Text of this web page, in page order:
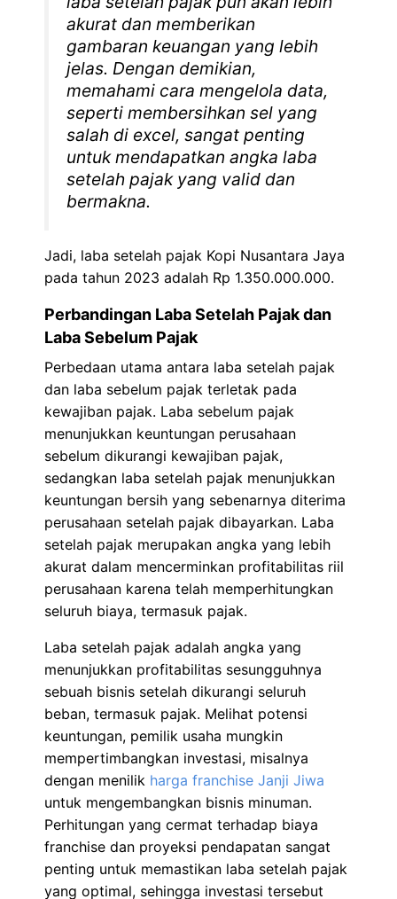
akurat dan memberikan
gambaran keuangan yang lebih
jelas. Dengan demikian,
memahami cara mengelola data,
seperti membersihkan sel yang
salah di excel, sangat penting
untuk mendapatkan angka laba
setelah pajak yang valid dan
bermakna.
Jadi, laba setelah pajak Kopi Nusantara Jaya
pada tahun 2023 adalah Rp 1.350.000.000.
Perbandingan Laba Setelah Pajak dan
Laba Sebelum Pajak
Perbedaan utama antara laba setelah pajak
dan laba sebelum pajak terletak pada
kewajiban pajak. Laba sebelum pajak
menunjukkan keuntungan perusahaan
sebelum dikurangi kewajiban pajak,
sedangkan laba setelah pajak menunjukkan
keuntungan bersih yang sebenarnya diterima
perusahaan setelah pajak dibayarkan. Laba
setelah pajak merupakan angka yang lebih
akurat dalam mencerminkan profitabilitas riil
perusahaan karena telah memperhitungkan
seluruh biaya, termasuk pajak.
Laba setelah pajak adalah angka yang
menunjukkan profitabilitas sesungguhnya
sebuah bisnis setelah dikurangi seluruh
beban, termasuk pajak. Melihat potensi
keuntungan, pemilik usaha mungkin
mempertimbangkan investasi, misalnya
dengan menilik harga franchise Janji Jiwa
untuk mengembangkan bisnis minuman.
Perhitungan yang cermat terhadap biaya
franchise dan proyeksi pendapatan sangat
penting untuk memastikan laba setelah pajak
yang optimal, sehingga investasi tersebut